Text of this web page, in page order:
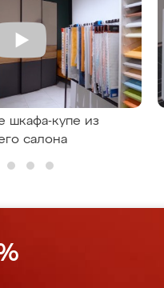
шкафа-купе из
салона